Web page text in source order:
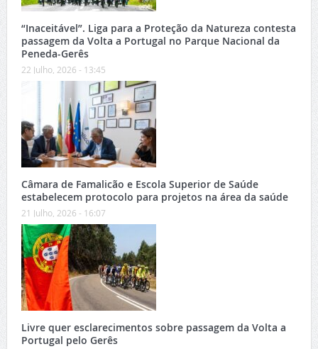
“Inaceitável”. Liga para a Proteção da Natureza contesta
passagem da Volta a Portugal no Parque Nacional da
Peneda-Gerês
22 Julho, 2026 - 13:45
Câmara de Famalicão e Escola Superior de Saúde
estabelecem protocolo para projetos na área da saúde
21 Julho, 2026 - 16:07
Livre quer esclarecimentos sobre passagem da Volta a
Portugal pelo Gerês